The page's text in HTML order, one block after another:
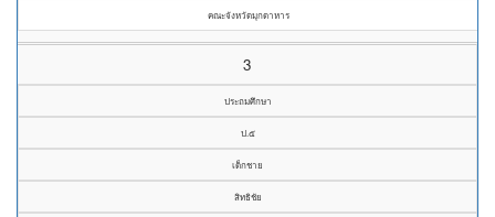
คณะจังหวัดมุกดาหาร
3
ประถมศึกษา
ป.๕
เด็กชาย
สิทธิชัย